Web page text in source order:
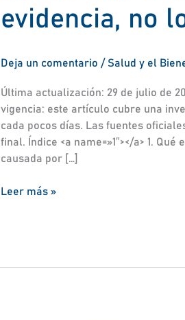
evidencia, no
Deja un comentario / Salud y el
Última actualización: 29 de julio de
vigencia: este artículo cubre una
cada pocos días. Las fuentes
final. Índice <a name=»1″></a> 1.
causada por […]
Leer más »